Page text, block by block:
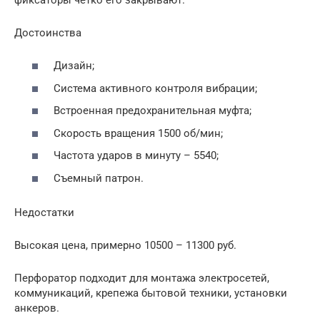
Достоинства
Дизайн;
Система активного контроля вибрации;
Встроенная предохранительная муфта;
Скорость вращения 1500 об/мин;
Частота ударов в минуту – 5540;
Съемный патрон.
Недостатки
Высокая цена, примерно 10500 – 11300 руб.
Перфоратор подходит для монтажа электросетей,
коммуникаций, крепежа бытовой техники, установки
анкеров.